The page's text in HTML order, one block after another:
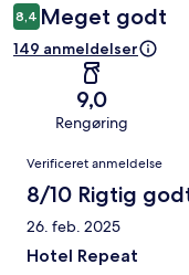
8,4 Meget godt
149 anmeldelser
9,0
Rengøring
Anmeldelser
Verificeret anmeldelse
8/10 Rigtig
26. feb. 2025
Hotel Repeat